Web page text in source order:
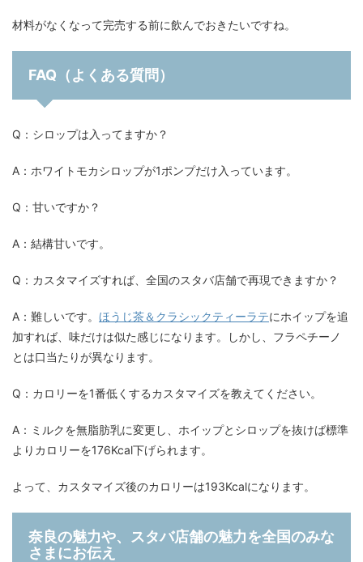
材料がなくなって完売する前に飲んでおきたいですね。
FAQ（よくある質問）
Q：シロップは入ってますか？
A：ホワイトモカシロップが1ポンプだけ入っています。
Q：甘いですか？
A：結構甘いです。
Q：カスタマイズすれば、全国のスタバ店舗で再現できますか？
A：難しいです。 ほうじ茶＆クラシックティーラテにホイップを追
加すれば、味だけは似た感じになります。しかし、フラペチーノ
とは口当たりが異なります。
Q：カロリーを1番低くするカスタマイズを教えてください。
A：ミルクを無脂肪乳に変更し、ホイップとシロップを抜けば標準
よりカロリーを176Kcal下げられます。
よって、カスタマイズ後のカロリーは193Kcalになります。
奈良の魅力や、スタバ店舗の魅力を全国のみな
さまにお伝え